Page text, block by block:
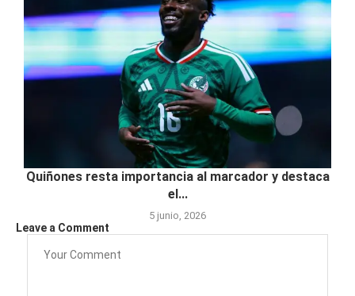
Quiñones resta importancia al marcador y destaca
el...
5 junio, 2026
Leave a Comment